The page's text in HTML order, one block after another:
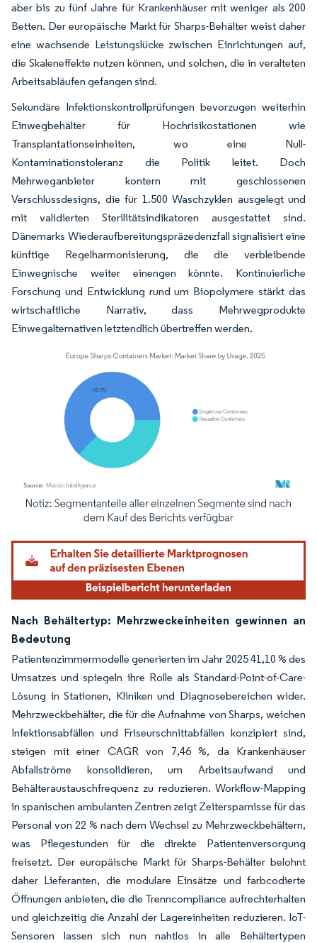
aber bis zu fünf Jahre für Krankenhäuser mit weniger als 200
Betten. Der europäische Markt für Sharps-Behälter weist daher
eine wachsende Leistungslücke zwischen Einrichtungen auf,
die Skaleneffekte nutzen können, und solchen, die in veralteten
Arbeitsabläufen gefangen sind.
Sekundäre Infektionskontrollprüfungen bevorzugen weiterhin
Einwegbehälter für Hochrisikostationen wie
Transplantationseinheiten, wo eine Null-
Kontaminationstoleranz die Politik leitet. Doch
Mehrweganbieter kontern mit geschlossenen
Verschlussdesigns, die für 1.500 Waschzyklen ausgelegt und
mit validierten Sterilitätsindikatoren ausgestattet sind.
Dänemarks Wiederaufbereitungspräzedenzfall signalisiert eine
künftige Regelharmonisierung, die die verbleibende
Einwegnische weiter einengen könnte. Kontinuierliche
Forschung und Entwicklung rund um Biopolymere stärkt das
wirtschaftliche Narrativ, dass Mehrwegprodukte
Einwegalternativen letztendlich übertreffen werden.
Bild © Mordor Intelligence. Wiederverwendung erfordert Namensnennung
Nach Behältertyp: Mehrzweckeinheiten gewinnen an
Bedeutung
Patientenzimmermodelle generierten im Jahr 2025 41,10 % des
Umsatzes und spiegeln ihre Rolle als Standard-Point-of-Care-
Lösung in Stationen, Kliniken und Diagnosebereichen wider.
Mehrzweckbehälter, die für die Aufnahme von Sharps, weichen
Infektionsabfällen und Friseurschnittabfällen konzipiert sind,
steigen mit einer CAGR von 7,46 %, da Krankenhäuser
Abfallströme konsolidieren, um Arbeitsaufwand und
Behälteraustauschfrequenz zu reduzieren. Workflow-Mapping
in spanischen ambulanten Zentren zeigt Zeitersparnisse für das
Personal von 22 % nach dem Wechsel zu Mehrzweckbehältern,
was Pflegestunden für die direkte Patientenversorgung
freisetzt. Der europäische Markt für Sharps-Behälter belohnt
daher Lieferanten, die modulare Einsätze und farbcodierte
Öffnungen anbieten, die die Trenncompliance aufrechterhalten
und gleichzeitig die Anzahl der Lagereinheiten reduzieren. IoT-
Sensoren lassen sich nun nahtlos in alle Behältertypen